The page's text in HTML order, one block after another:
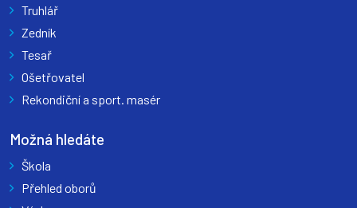
Truhlář
Zedník
Tesař
Ošetřovatel
Rekondiční a sport. masér
Možná hledáte
Škola
Přehled oborů